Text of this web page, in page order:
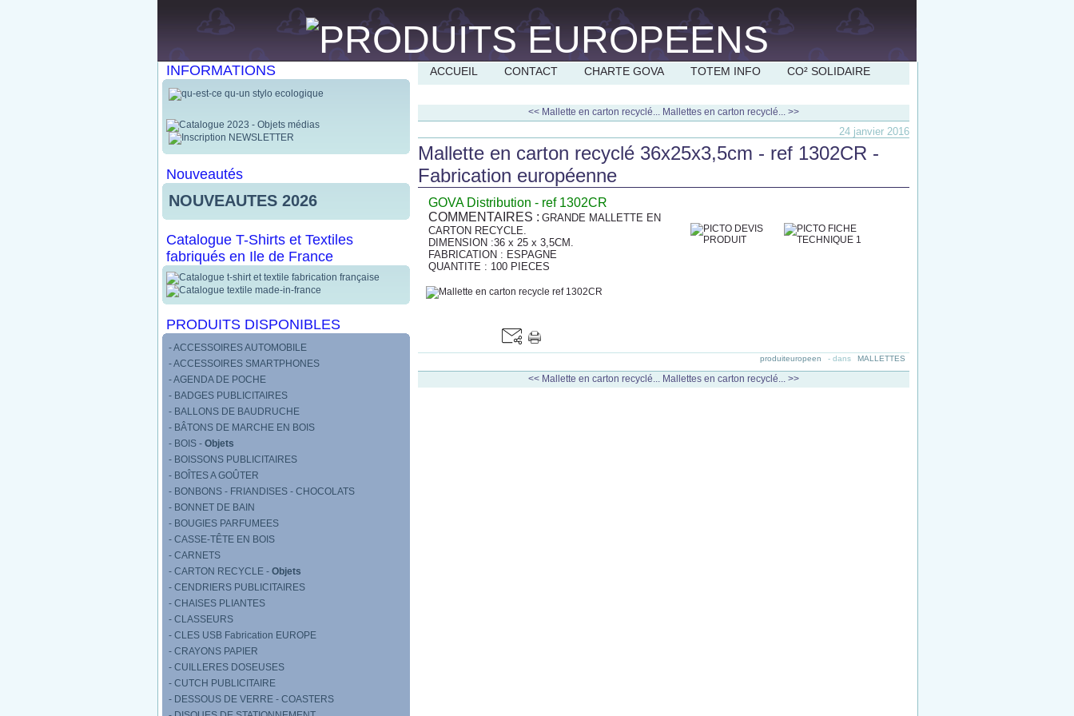
INFORMATIONS
Nouveautés
NOUVEAUTES 2026
Catalogue T-Shirts et Textiles
fabriqués en Ile de France
PRODUITS DISPONIBLES
- ACCESSOIRES AUTOMOBILE
- ACCESSOIRES SMARTPHONES
- AGENDA DE POCHE
- BADGES PUBLICITAIRES
- BALLONS DE BAUDRUCHE
- BÂTONS DE MARCHE EN BOIS
- BOIS - Objets
- BOISSONS PUBLICITAIRES
- BOÎTES A GOÛTER
- BONBONS - FRIANDISES - CHOCOLATS
- BONNET DE BAIN
- BOUGIES PARFUMEES
- CASSE-TÊTE EN BOIS
- CARNETS
- CARTON RECYCLE - Objets
- CENDRIERS PUBLICITAIRES
- CHAISES PLIANTES
- CLASSEURS
- CLES USB Fabrication EUROPE
- CRAYONS PAPIER
- CUILLERES DOSEUSES
- CUTCH PUBLICITAIRE
- DESSOUS DE VERRE - COASTERS
ACCUEIL CONTACT CHARTE GOVA TOTEM INFO CO² SOLIDAIRE
<< Mallette en carton recyclé... Mallettes en carton recyclé... >>
24 janvier 2016
Mallette en carton recyclé 36x25x3,5cm - ref 1302CR -
Fabrication européenne
GOVA Distribution - ref 1302CR
COMMENTAIRES : GRANDE MALLETTE EN
CARTON RECYCLE.
DIMENSION :36 x 25 x 3,5CM.
FABRICATION : ESPAGNE
QUANTITE : 100 PIECES
produiteuropeen - dans MALLETTES
<< Mallette en carton recyclé... Mallettes en carton recyclé... >>